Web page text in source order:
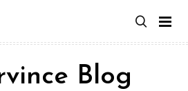
Blog